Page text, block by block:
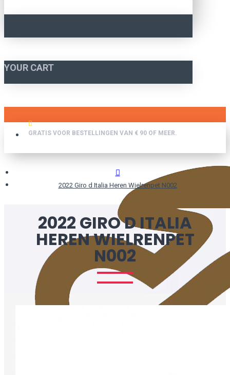
YOUR CART
GRATIS VOOR BESTELLINGEN VAN € 90 OF MEER.
2022 Giro d Italia Heren Wielrenpet N002
2022 GIRO D ITALIA
HEREN WIELRENPET
N002